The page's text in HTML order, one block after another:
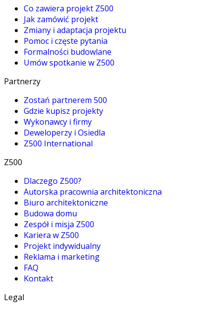
Co zawiera projekt Z500
Jak zamówić projekt
Zmiany i adaptacja projektu
Pomoc i częste pytania
Formalności budowlane
Umów spotkanie w Z500
Partnerzy
Zostań partnerem 500
Gdzie kupisz projekty
Wykonawcy i firmy
Deweloperzy i Osiedla
Z500 International
Z500
Dlaczego Z500?
Autorska pracownia architektoniczna
Biuro architektoniczne
Budowa domu
Zespół i misja Z500
Kariera w Z500
Projekt indywidualny
Reklama i marketing
FAQ
Kontakt
Legal